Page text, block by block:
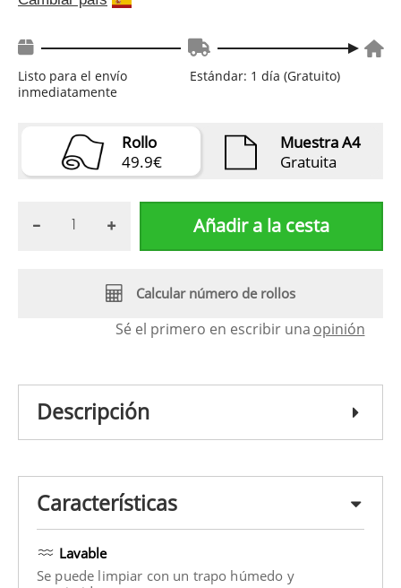
Listo para el envío
inmediatamente
Estándar: 1 día (Gratuito)
Rollo
49.9€
Muestra A4
Gratuita
Añadir a la cesta
Calcular número de rollos
Sé el primero en escribir una opinión
Descripción
Características
Lavable
Se puede limpiar con un trapo húmedo y